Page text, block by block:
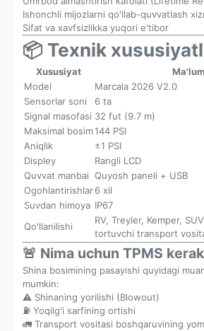
Ishonchli mijozlarni qo'llab-quvvatlash
Sifat va xavfsizlikka yuqori e'tibor
📦 Texnik
Xususiyat
Model
Marcala 2026 V2.0
Sensorlar soni
6 ta
Signal masofasi 32 fut (9.7 m)
Maksimal bosim144 PSI
Aniqlik
±1 PSI
Displey
Rangli LCD
Quvvat manbai Quyosh paneli + USB
Ogohlantirishlar6 xil
Suvdan himoya IP67
Qo'llanilishi
RV, Treyler, Kemper,
tortuvchi transport
🚨 Nima uchun TPMS
Shina bosimining pasayishi quyidagi
mumkin:
⚠️ Shinaning yorilishi (Blowout)
⛽ Yoqilg'i sarfining ortishi
🚛 Transport vositasi boshqaruvining